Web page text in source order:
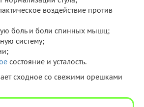
воздействие против
боль и боли спинных мышц;
систему;
состояние и усталость.
сходное со свежими орешками